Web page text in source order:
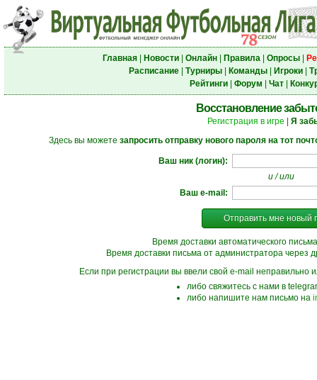
Главная| Новости| Онлайн| Правила| Опросы|
Расписание| Турниры| Команды| Игроки|
Рейтинги| Форум Чат|
Восстановление
Регистрация в игре
Я
Здесь вы можете запросить отправку нового пароля на тот
Ваш ник (логин):
и / или
Ваш e-mail:
Отправить мне новый
Время доставки автоматического
Время доставки письма от администратора через
Если при регистрации вы ввели свой e-mail неправильно
либо свяжитесь с нами в
либо напишите нам письмо на